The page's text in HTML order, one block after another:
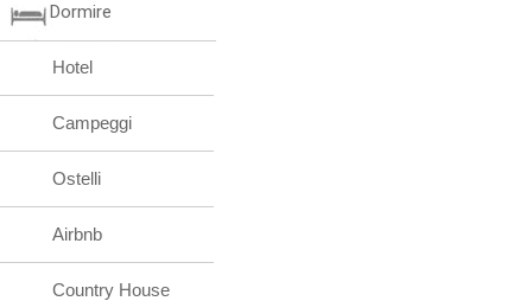
Dormire
Hotel
Campeggi
Ostelli
Airbnb
Country House